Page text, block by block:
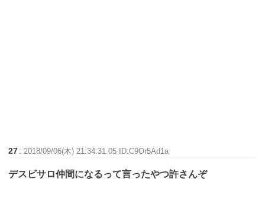
27 :2018/09/06(木) 21:34:31.05 ID:C9Or5Ad1a
デスビサロ仲間になるって言ったやつ許さんぞ